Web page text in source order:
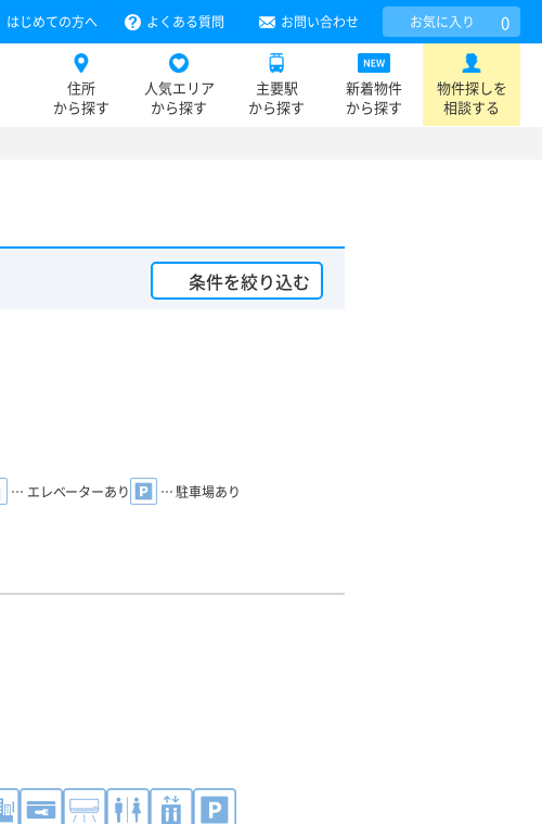
はじめての方へ よくある質問 お問い合わせ お気に入り 0
住所
から探す
人気エリア
から探す
主要駅
から探す
新着物件
から探す
物件探しを
相談する
条件を絞り込む
… エレベーターあり … 駐車場あり